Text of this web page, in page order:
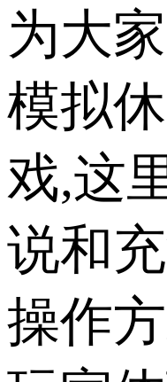
为大
模拟
戏,这
说和
操作